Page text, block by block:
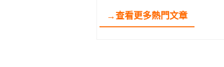
→查看更多熱門文章